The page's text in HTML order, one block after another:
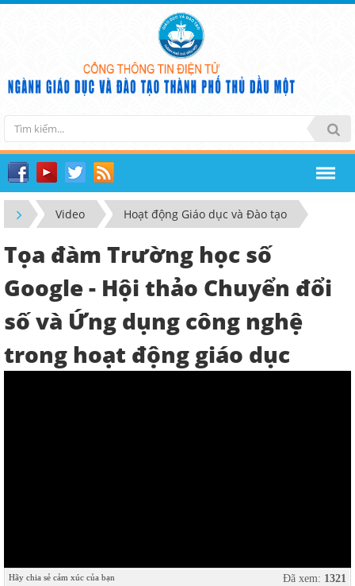
Video Hoạt động Giáo dục và Đào tạo
Tọa đàm Trường học số
Google - Hội thảo Chuyển đổi
số và Ứng dụng công nghệ
trong hoạt động giáo dục
Hãy chia sẻ cảm xúc của bạn Đã xem: 1321